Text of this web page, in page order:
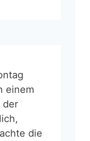
einem
der
die